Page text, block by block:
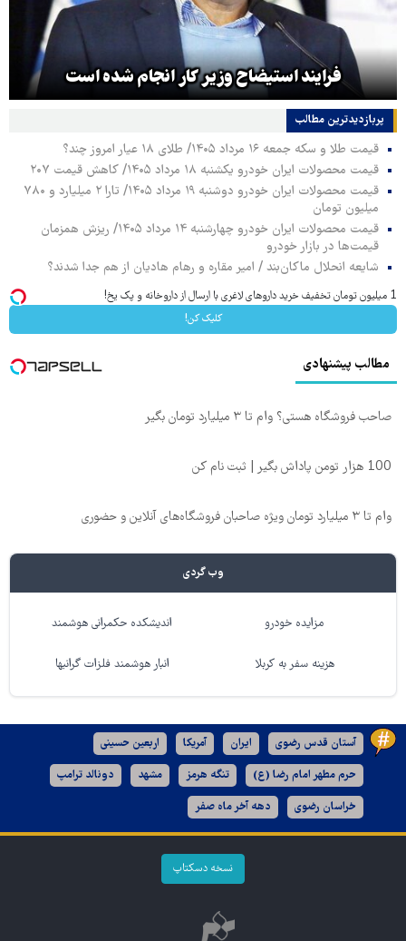
فرایند استیضاح وزیر کار انجام شده است
پربازدیدترین‌ مطالب
قیمت طلا و سکه جمعه ۱۶ مرداد ۱۴۰۵/ طلای ۱۸ عیار امروز چند؟
قیمت محصولات ایران خودرو یکشنبه ۱۸ مرداد ۱۴۰۵/ کاهش قیمت ۲۰۷
قیمت محصولات ایران خودرو دوشنبه ۱۹ مرداد ۱۴۰۵/ تارا ۲ میلیارد و ۷۸۰
میلیون تومان
قیمت محصولات ایران خودرو چهارشنبه ۱۴ مرداد ۱۴۰۵/ ریزش همزمان
قیمت‌ها در بازار خودرو
شایعه انحلال ماکان‌بند / امیر مقاره و رهام هادیان از هم جدا شدند؟
1 میلیون تومان تخفیف خرید داروهای لاغری با ارسال از داروخانه و پک یخ!
کلیک کن!
مطالب پیشنهادی
صاحب فروشگاه هستی؟ وام تا ۳ میلیارد تومان بگیر
100 هزار تومن پاداش بگیر | ثبت نام کن
وام تا ۳ میلیارد تومان ویژه صاحبان فروشگاه‌های آنلاین و حضوری
وب گردی
مزایده خودرو اندیشکده حکمرانی هوشمند
هزینه سفر به کربلا انبار هوشمند فلزات گرانبها
آستان قدس رضوی ایران آمریکا اربعین حسینی
حرم مطهر امام رضا (ع) تنگه هرمز مشهد دونالد ترامپ
خراسان رضوی دهه آخر ماه صفر
نسخه دسکتاپ